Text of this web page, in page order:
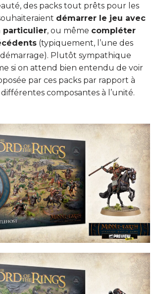
des packs tout prêts pour les
démarrer le jeu avec
particulier, ou même compléter
(typiquement, l’une des
Plutôt sympathique
si on attend bien entendu de voir
par ces packs par rapport à
différentes composantes à l’unité.